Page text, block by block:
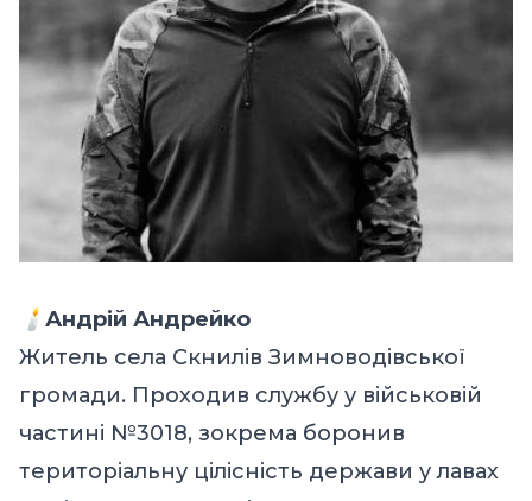
🕯️ Андрій Андрейко
Житель села Скнилів Зимноводівської
громади. Проходив службу у військовій
частині №3018, зокрема боронив
територіальну цілісність держави у лавах